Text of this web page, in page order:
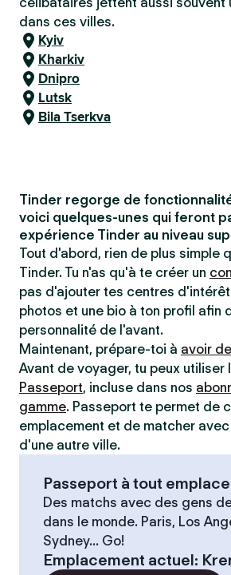
dans ces villes.
Kyiv
Kharkiv
Dnipro
Lutsk
Bila Tserkva
Tinder regorge de
voici quelques-unes qui feront
expérience Tinder au niveau
Tout d'abord, rien de plus simple
Tinder. Tu n'as qu'à te créer un
pas d'ajouter tes centres
photos et une bio à ton profil afin
personnalité de l'avant.
Maintenant, prépare-toi à avoir
Avant de voyager, tu peux utiliser
Passeport, incluse dans nos
gamme. Passeport te permet de
emplacement et de matcher
d'une autre ville.
Passeport à tout
Des matchs avec des gens
dans le monde. Paris, Los
Sydney... Go!
Emplacement actuel: